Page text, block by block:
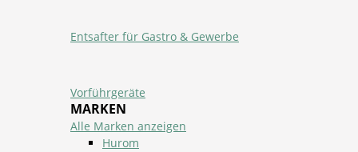
Entsafter für Gastro & Gewerbe
Vorführgeräte
MARKEN
Alle Marken anzeigen
Hurom